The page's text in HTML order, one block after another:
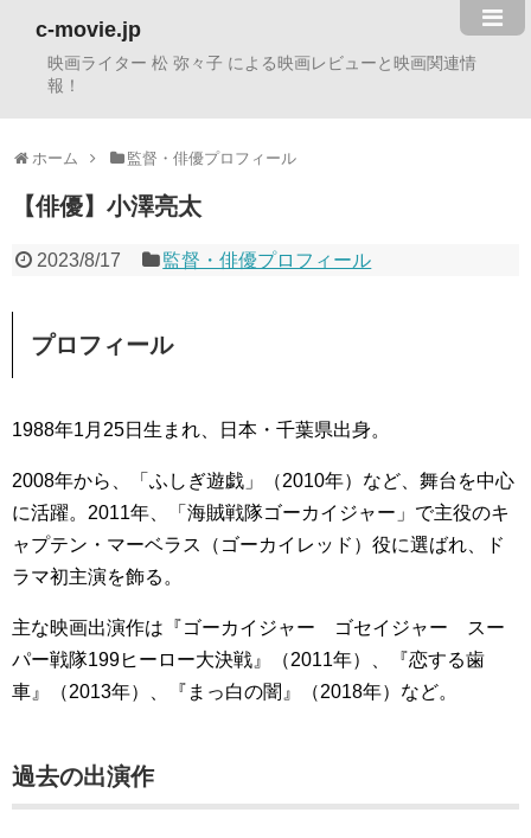
c-movie.jp
映画ライター 松 弥々子 による映画レビューと映画関連情
報！
ホーム 監督・俳優プロフィール
【俳優】小澤亮太
2023/8/17 監督・俳優プロフィール
プロフィール
1988年1月25日生まれ、日本・千葉県出身。
2008年から、「ふしぎ遊戯」（2010年）など、舞台を中心
に活躍。2011年、「海賊戦隊ゴーカイジャー」で主役のキ
ャプテン・マーベラス（ゴーカイレッド）役に選ばれ、ド
ラマ初主演を飾る。
主な映画出演作は『ゴーカイジャー ゴセイジャー スー
パー戦隊199ヒーロー大決戦』（2011年）、『恋する歯
車』（2013年）、『まっ白の闇』（2018年）など。
過去の出演作